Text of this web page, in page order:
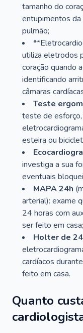
tamanho do
entupimentos
pulmão;
utiliza eletrodos
coração quando
identificando
câmaras
Teste
teste de esforço,
esteira ou
investiga a sua
eventuais
MAPA 24h
arterial): exame
24 horas com
ser feito em casa;
Holter de
cardíacos
feito em casa.
Quanto